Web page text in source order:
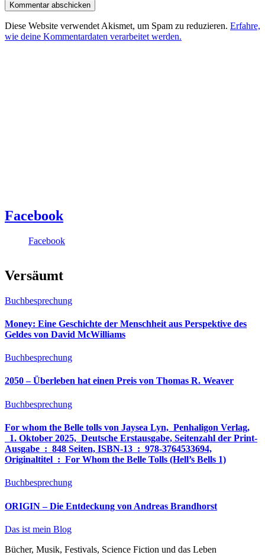
Diese Website verwendet Akismet, um Spam zu reduzieren. Erfahre,
wie deine Kommentardaten verarbeitet werden.
Facebook
Facebook
Versäumt
Buchbesprechung
Money: Eine Geschichte der Menschheit aus Perspektive des
Geldes von David McWilliams
Buchbesprechung
2050 – Überleben hat einen Preis von Thomas R. Weaver
Buchbesprechung
For whom the Belle tolls von Jaysea Lyn, ‎ Penhaligon Verlag,
‎ 1. Oktober 2025, ‎ Deutsche Erstausgabe, Seitenzahl der Print-
Ausgabe ‏ : ‎ 848 Seiten, ISBN-13 ‏ : ‎ 978-3764533694,
Originaltitel ‏ : ‎ For Whom the Belle Tolls (Hell’s Bells 1)
Buchbesprechung
ORIGIN – Die Entdeckung von Andreas Brandhorst
Das ist mein Blog
Bücher, Musik, Festivals, Science Fiction und das Leben